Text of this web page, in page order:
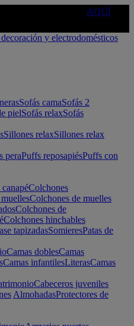
AQUÍ
Sofás camaSofás 2
pielSofás relaxSofás
Sillones relaxSillones relax
peraPuffs reposapiésPuffs con
Colchones
Colchones de muelles
Colchones de
Colchones hinchables
tapizadasSomieresPatas de
Camas doblesCamas
Camas infantilesLiterasCamas
Cabeceros juveniles
AlmohadasProtectores de